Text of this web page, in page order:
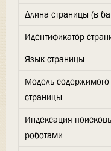
Длина страницы (в
Идентификатор
Язык страницы
Модель содержимого
страницы
Индексация
роботами